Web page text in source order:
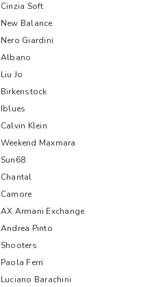
Cinzia Soft
New Balance
Nero Giardini
Albano
Liu Jo
Birkenstock
Iblues
Calvin Klein
Weekend Maxmara
Sun68
Chantal
Camore
AX Armani Exchange
Andrea Pinto
Shooters
Paola Ferri
Luciano Barachini